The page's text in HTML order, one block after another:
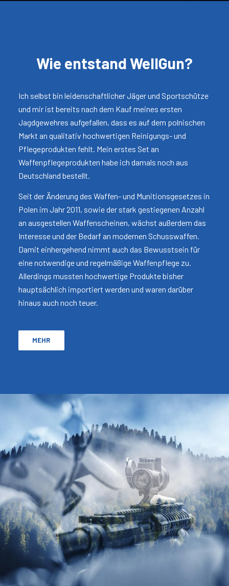
Wie entstand WellGun?
Ich selbst bin leidenschaftlicher Jäger und Sportschütze
und mir ist bereits nach dem Kauf meines ersten
Jagdgewehres aufgefallen, dass es auf dem polnischen
Markt an qualitativ hochwertigen Reinigungs- und
Pflegeprodukten fehlt. Mein erstes Set an
Waffenpflegeprodukten habe ich damals noch aus
Deutschland bestellt.
Seit der Änderung des Waffen- und Munitionsgesetzes in
Polen im Jahr 2011, sowie der stark gestiegenen Anzahl
an ausgestellen Waffenscheinen, wächst außerdem das
Interesse und der Bedarf an modernen Schusswaffen.
Damit einhergehend nimmt auch das Bewusstsein für
eine notwendige und regelmäßige Waffenpflege zu.
Allerdings mussten hochwertige Produkte bisher
hauptsächlich importiert werden und waren darüber
hinaus auch noch teuer.
MEHR